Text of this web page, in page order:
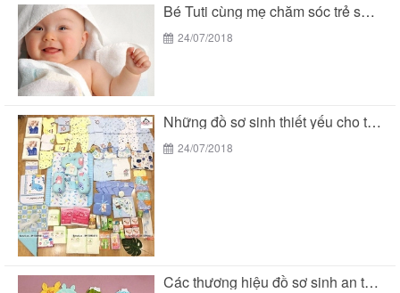
Bé Tuti cùng mẹ chăm sóc trẻ sơ sinh...
24/07/2018
Những đồ sơ sinh thiết yếu cho trẻ sơ...
24/07/2018
Các thương hiệu đồ sơ sinh an toàn cho...